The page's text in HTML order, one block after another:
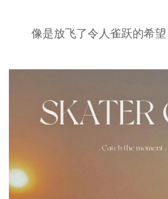
像是放飞了令人雀跃的希望